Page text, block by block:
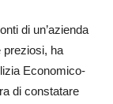
di un’azienda
preziosi, ha
Economico-
di constatare